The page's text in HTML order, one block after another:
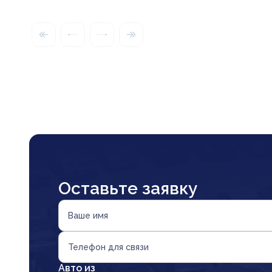
Оставьте заявку
Ваше имя
Телефон для связи
Авто из